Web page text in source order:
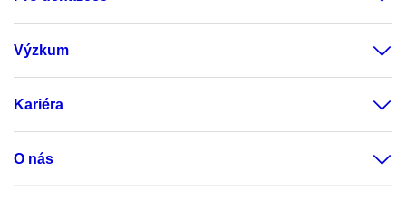
Výzkum
Kariéra
O nás